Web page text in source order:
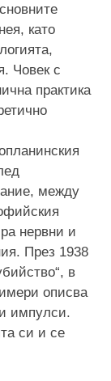
като
Човек с
практика
между
нервни и
През 1938
в
описва
импулси.
си и се